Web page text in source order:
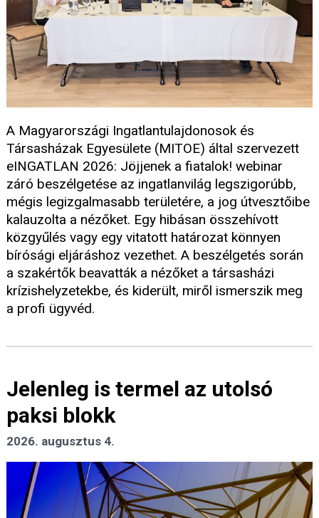
A Magyarországi Ingatlantulajdonosok és
Társasházak Egyesülete (MITOE) által szervezett
eINGATLAN 2026: Jöjjenek a fiatalok! webinar
záró beszélgetése az ingatlanvilág legszigorúbb,
mégis legizgalmasabb területére, a jog útvesztőibe
kalauzolta a nézőket. Egy hibásan összehívott
közgyűlés vagy egy vitatott határozat könnyen
bírósági eljáráshoz vezethet. A beszélgetés során
a szakértők beavatták a nézőket a társasházi
krízishelyzetekbe, és kiderült, miről ismerszik meg
a profi ügyvéd.
Jelenleg is termel az utolsó
paksi blokk
2026. augusztus 4.